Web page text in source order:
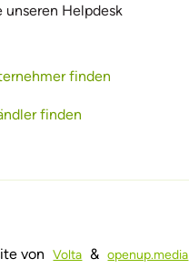
unseren Helpdesk
finden
finden
von Volta & openup.media